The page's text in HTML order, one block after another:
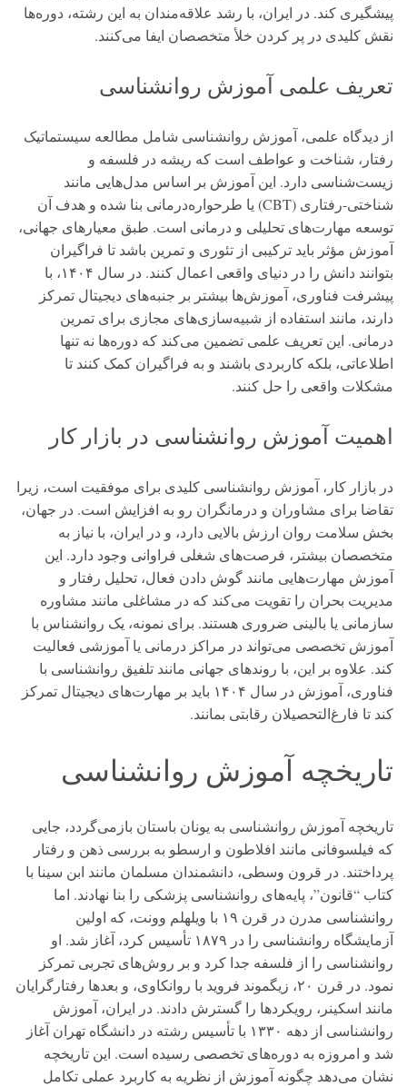
پیشگیری کند. در ایران، با رشد علاقه‌مندان به این رشته، دوره‌ها
نقش کلیدی در پر کردن خلأ متخصصان ایفا می‌کنند.
تعریف علمی آموزش روانشناسی
از دیدگاه علمی، آموزش روانشناسی شامل مطالعه سیستماتیک
رفتار، شناخت و عواطف است که ریشه در فلسفه و
زیست‌شناسی دارد. این آموزش بر اساس مدل‌هایی مانند
شناختی-رفتاری (CBT) یا طرحواره‌درمانی بنا شده و هدف آن
توسعه مهارت‌های تحلیلی و درمانی است. طبق معیارهای جهانی،
آموزش مؤثر باید ترکیبی از تئوری و تمرین باشد تا فراگیران
بتوانند دانش را در دنیای واقعی اعمال کنند. در سال ۱۴۰۴، با
پیشرفت فناوری، آموزش‌ها بیشتر بر جنبه‌های دیجیتال تمرکز
دارند، مانند استفاده از شبیه‌سازی‌های مجازی برای تمرین
درمانی. این تعریف علمی تضمین می‌کند که دوره‌ها نه تنها
اطلاعاتی، بلکه کاربردی باشند و به فراگیران کمک کنند تا
مشکلات واقعی را حل کنند.
اهمیت آموزش روانشناسی در بازار کار
در بازار کار، آموزش روانشناسی کلیدی برای موفقیت است، زیرا
تقاضا برای مشاوران و درمانگران رو به افزایش است. در جهان،
بخش سلامت روان ارزش بالایی دارد، و در ایران، با نیاز به
متخصصان بیشتر، فرصت‌های شغلی فراوانی وجود دارد. این
آموزش مهارت‌هایی مانند گوش دادن فعال، تحلیل رفتار و
مدیریت بحران را تقویت می‌کند که در مشاغلی مانند مشاوره
سازمانی یا بالینی ضروری هستند. برای نمونه، یک روانشناس با
آموزش تخصصی می‌تواند در مراکز درمانی یا آموزشی فعالیت
کند. علاوه بر این، با روندهای جهانی مانند تلفیق روانشناسی با
فناوری، آموزش در سال ۱۴۰۴ باید بر مهارت‌های دیجیتال تمرکز
کند تا فارغ‌التحصیلان رقابتی بمانند.
تاریخچه آموزش روانشناسی
تاریخچه آموزش روانشناسی به یونان باستان بازمی‌گردد، جایی
که فیلسوفانی مانند افلاطون و ارسطو به بررسی ذهن و رفتار
پرداختند. در قرون وسطی، دانشمندان مسلمان مانند ابن سینا با
کتاب “قانون”، پایه‌های روانشناسی پزشکی را بنا نهادند. اما
روانشناسی مدرن در قرن ۱۹ با ویلهلم وونت، که اولین
آزمایشگاه روانشناسی را در ۱۸۷۹ تأسیس کرد، آغاز شد. او
روانشناسی را از فلسفه جدا کرد و بر روش‌های تجربی تمرکز
نمود. در قرن ۲۰، زیگموند فروید با روانکاوی، و بعدها رفتارگرایان
مانند اسکینر، رویکردها را گسترش دادند. در ایران، آموزش
روانشناسی از دهه ۱۳۳۰ با تأسیس رشته در دانشگاه تهران آغاز
شد و امروزه به دوره‌های تخصصی رسیده است. این تاریخچه
نشان می‌دهد چگونه آموزش از نظریه به کاربرد عملی تکامل